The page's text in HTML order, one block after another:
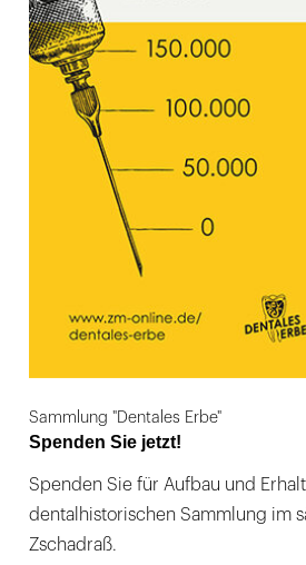
Sammlung "Dentales Erbe"
Spenden Sie jetzt!
Spenden Sie für Aufbau und
dentalhistorischen Sammlung im
Zschadraß.